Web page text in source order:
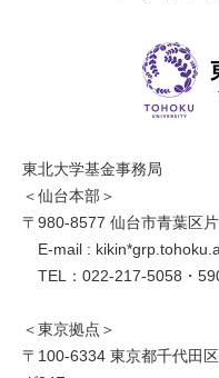
東北大学基金事務局
＜仙台本部＞
〒980-8577 仙台市青葉区
E-mail :
TEL：022-217-5058・
＜東京拠点＞
〒100-6334 東京都千代田